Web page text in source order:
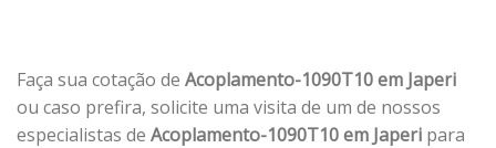
Faça sua cotação de Acoplamento-1090T10 em Japeri
ou caso prefira, solicite uma visita de um de nossos
especialistas de Acoplamento-1090T10 em Japeri para